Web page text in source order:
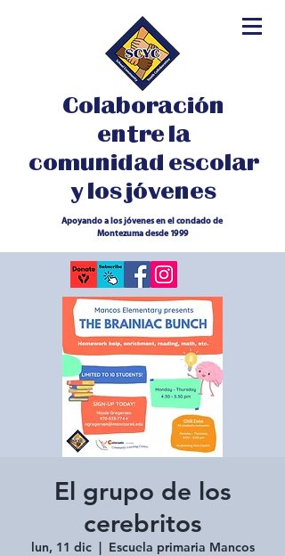
Colaboración
entre la
comunidad escolar
y los jóvenes
Apoyando a los jóvenes en el condado de
Montezuma desde 1999
El grupo de los
cerebritos
lun, 11 dic
  |
Escuela primaria Mancos